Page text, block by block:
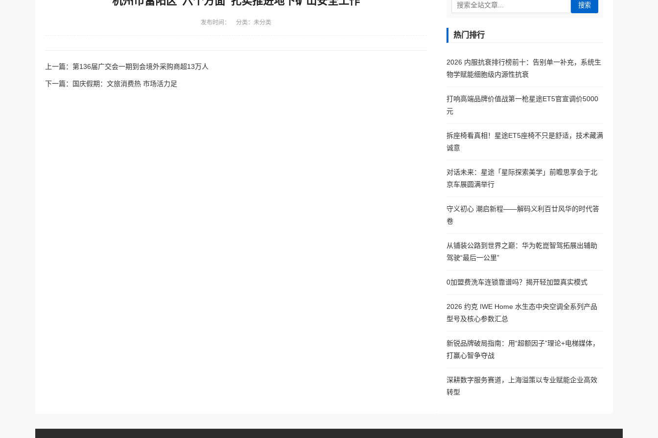
发布时间： 分类：未分类
上一篇： 第136届广交会一期到会境外采购商超13万人
下一篇： 国庆假期：文旅消费热 市场活力足
搜索
热门排行
2026 内服抗衰排行榜前十：告别单一补充，系统生
物学赋能细胞级内源性抗衰
打响高端品牌价值战第一枪星途ET5官宣调价5000
元
拆座椅看真相！星途ET5座椅不只是舒适，技术藏满
诚意
对话未来：星途「星际探索美学」前瞻思享会于北
京车展圆满举行
守义初心 潮启新程——解码义利百廿风华的时代答
卷
从铺装公路到世界之巅：华为乾崑智驾拓展出辅助
驾驶“最后一公里”
0加盟费洗车连锁靠谱吗？揭开轻加盟真实模式
2026 约克 IWE Home 水生态中央空调全系列产品
型号及核心参数汇总
新锐品牌破局指南：用“超额因子”理论+电梯媒体，
打赢心智争夺战
深耕数字服务赛道，上海溢策以专业赋能企业高效
转型